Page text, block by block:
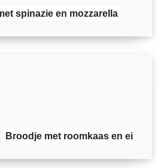
spinazie en mozzarella
Broodje met roomkaas en ei